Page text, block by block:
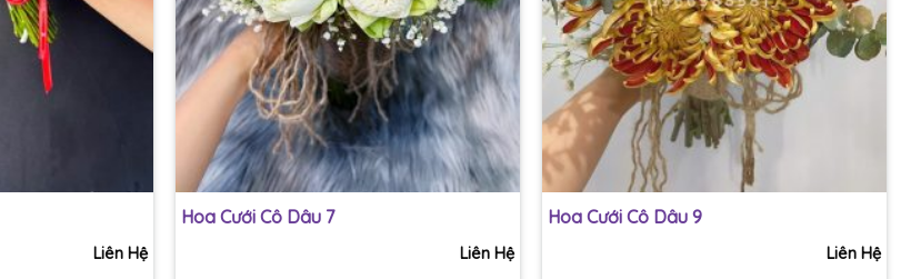
Liên Hệ
+
Hoa Cưới Cô Dâu 7
Liên Hệ
Hoa Cưới Cô Dâu 9
Liên Hệ